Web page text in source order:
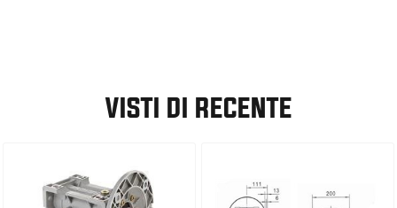
VISTI DI RECENTE